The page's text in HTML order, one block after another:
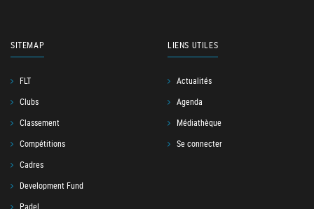
SITEMAP
FLT
Clubs
Classement
Compétitions
Cadres
Development Fund
Padel
LIENS UTILES
Actualités
Agenda
Médiathèque
Se connecter